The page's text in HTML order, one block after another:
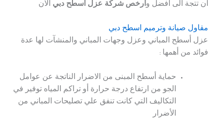
ان تتجة الى افضل وارخص شركة عزل اسطح دبي الان
مقاول صيانة وترميم اسطح دبي
عزل أسطح المباني وعزل وجهات المباني والمنشآت لها عدة
فوائد من أهمها :
حماية أسطح المبنى من الاضرار الناتجة عن عوامل
الجو من ارتفاع درجة حرارة أو تراكم المياه توفير في
التكاليف التي كانت تنفق علي تصليحات المباني من
الأضرار